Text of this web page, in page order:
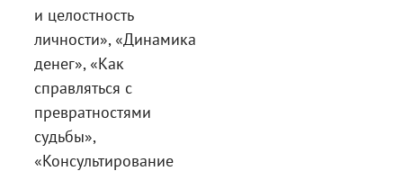
и целостность
личности», «Динамика
денег», «Как
справляться с
превратностями
судьбы»,
«Консультирование